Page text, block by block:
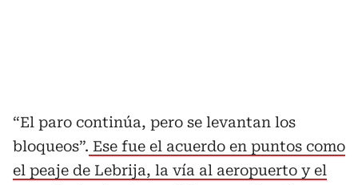
“El paro continúa, pero se levantan los
bloqueos”. Ese fue el acuerdo en puntos como
el peaje de Lebrija, la vía al aeropuerto y el